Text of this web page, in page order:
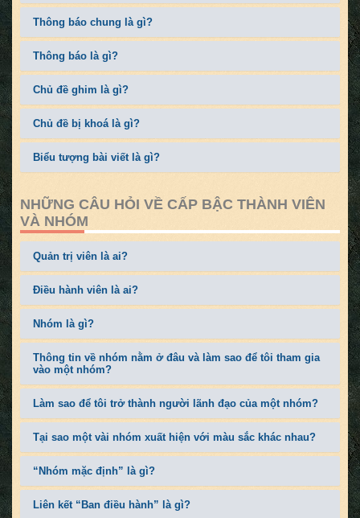
Thông báo chung là gì?
Thông báo là gì?
Chủ đề ghim là gì?
Chủ đề bị khoá là gì?
Biểu tượng bài viết là gì?
NHỮNG CÂU HỎI VỀ CẤP BẬC THÀNH VIÊN
VÀ NHÓM
Quản trị viên là ai?
Điều hành viên là ai?
Nhóm là gì?
Thông tin về nhóm nằm ở đâu và làm sao để tôi tham gia
vào một nhóm?
Làm sao để tôi trở thành người lãnh đạo của một nhóm?
Tại sao một vài nhóm xuất hiện với màu sắc khác nhau?
“Nhóm mặc định” là gì?
Liên kết “Ban điều hành” là gì?